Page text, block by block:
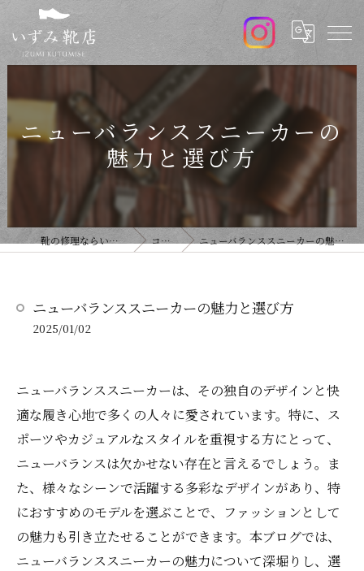
ニューバランススニーカーの
魅力と選び方
靴の修理ならいずみ靴店 コラム ニューバランススニーカーの魅力と選び方
ニューバランススニーカーの魅力と選び方
2025/01/02
ニューバランススニーカーは、その独自のデザインと快
適な履き心地で多くの人々に愛されています。特に、ス
ポーツやカジュアルなスタイルを重視する方にとって、
ニューバランスは欠かせない存在と言えるでしょう。ま
た、様々なシーンで活躍する多彩なデザインがあり、特
におすすめのモデルを選ぶことで、ファッションとして
の魅力も引き立たせることができます。本ブログでは、
ニューバランススニーカーの魅力について深堀りし、選